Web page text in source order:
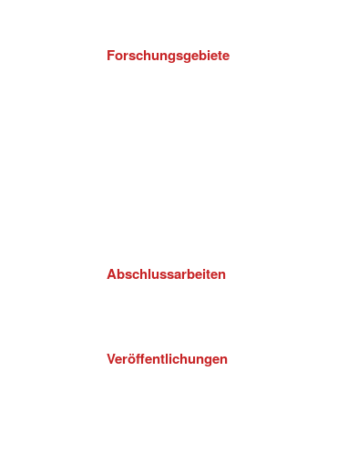
Forschungsgebiete
Abschlussarbeiten
Veröffentlichungen